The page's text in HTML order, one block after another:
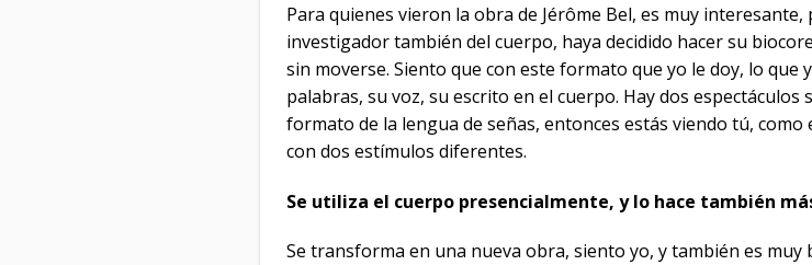
Para quienes vieron la obra de Jérôme Bel, es muy
investigador también del cuerpo, haya decidido hacer su
sin moverse. Siento que con este formato que yo le doy, lo que
palabras, su voz, su escrito en el cuerpo. Hay dos
formato de la lengua de señas, entonces estás viendo tú,
con dos estímulos diferentes.
Se utiliza el cuerpo presencialmente, y lo hace también
Se transforma en una nueva obra, siento yo, y también es muy